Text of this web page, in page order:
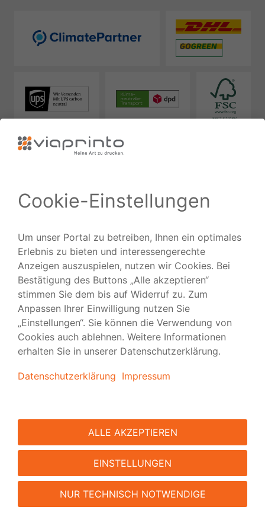
Folgen Sie uns
Presse|über viaprinto|Kontakt
viaprinto| Meine Art zu drucken.
Impressum|Barrierefreiheit |AGB| Datenschutz
Nutzungsbedingungen